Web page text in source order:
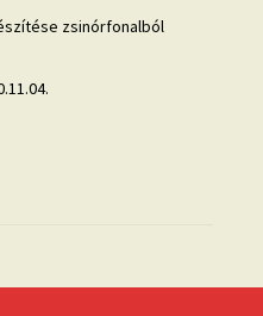
zsinórfonalból